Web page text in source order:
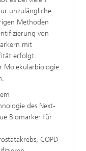
unzulängliche
Methoden
von
mit
erfolgt.
Molekularbiologie
des Next-
Biomarker für
COPD